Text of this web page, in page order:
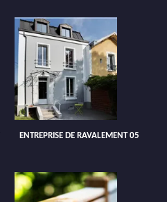
ENTREPRISE DE RAVALEMENT 05